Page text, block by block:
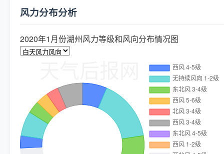
风力分布分析
2020年1月份湖州风力等级和风向分布情况图